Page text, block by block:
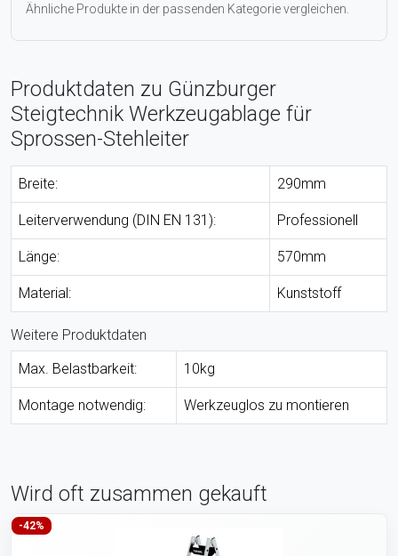
Ähnliche Produkte in der passenden Kategorie vergleichen.
Produktdaten zu Günzburger
Steigtechnik Werkzeugablage für
Sprossen-Stehleiter
Breite: 290mm
Leiterverwendung (DIN EN 131): Professionell
Länge: 570mm
Material: Kunststoff
Weitere Produktdaten
Max. Belastbarkeit:
10kg
Montage notwendig: Werkzeuglos zu montieren
Wird oft zusammen gekauft
-42%